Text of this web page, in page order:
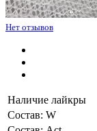
Нет отзывов
Наличие лайкры
Состав: W